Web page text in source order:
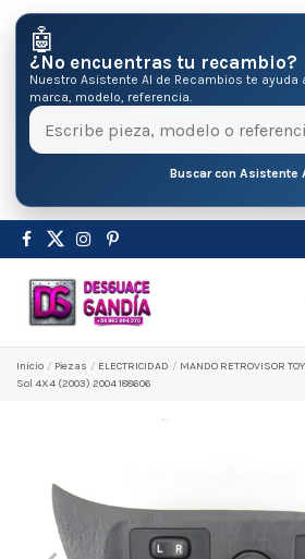
🤖
¿No encuentras tu recambio?
Nuestro Asistente AI de Recambios te ayuda
marca, modelo, referencia.
Buscar con Asistente
Inicio Pіezas ELECTRICIDAD
MANDO RETROVISOR
Sol 4X4 (2003) 2004 188606